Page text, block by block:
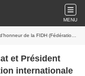
MENU
droits de l’homme) : « Israël commet des crimes de guerre » [vidéo]
et Président
internationale